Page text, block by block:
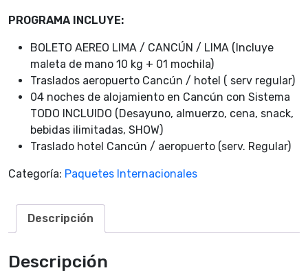
PROGRAMA INCLUYE:
BOLETO AEREO LIMA / CANCÚN / LIMA (Incluye
maleta de mano 10 kg + 01 mochila)
Traslados aeropuerto Cancún / hotel ( serv regular)
04 noches de alojamiento en Cancún con Sistema
TODO INCLUIDO (Desayuno, almuerzo, cena, snack,
bebidas ilimitadas, SHOW)
Traslado hotel Cancún / aeropuerto (serv. Regular)
Categoría: Paquetes Internacionales
Descripción
Descripción